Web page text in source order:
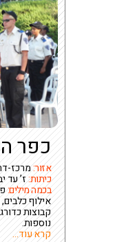
כפר
אזור:מרכז-
כיתות:ז’ עד
בכמה מילים:
קבוצות
נוספות.
קרא עוד...